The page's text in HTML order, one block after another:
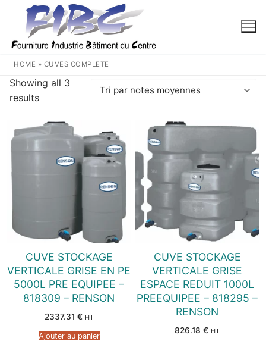
contenu
HOME » CUVES COMPLETE
Showing all 3
results
Trié
note
moyenne
CUVE STOCKAGE
VERTICALE GRISE EN PE
5000L PRE EQUIPEE –
818309 – RENSON
2337.31 € HT
Ajouter au panier
CUVE STOCKAGE
VERTICALE GRISE
ESPACE REDUIT 1000L
PREEQUIPEE – 818295 –
RENSON
826.18 € HT